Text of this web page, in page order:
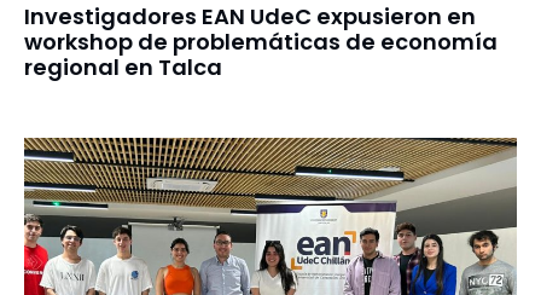
Investigadores EAN UdeC expusieron en
workshop de problemáticas de economía
regional en Talca